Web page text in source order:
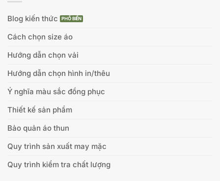
Blog kiến thức
Cách chọn size áo
Hướng dẫn chọn vải
Hướng dẫn chọn hình in/thêu
Ý nghĩa màu sắc đồng phục
Thiết kế sản phẩm
Bảo quản áo thun
Quy trình sản xuất may mặc
Quy trình kiểm tra chất lượng